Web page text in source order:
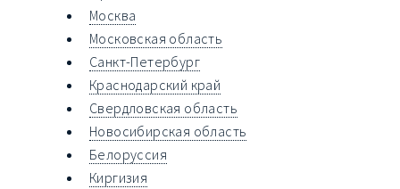
Москва
Московская область
Санкт-Петербург
Краснодарский край
Свердловская область
Новосибирская область
Белоруссия
Киргизия